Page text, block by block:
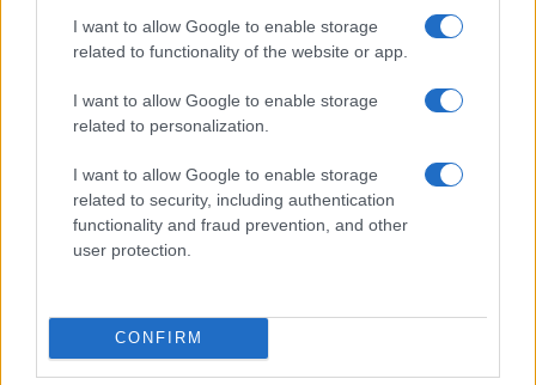
I want to allow Google to enable storage
related to functionality of the website or app.
I want to allow Google to enable storage
related to personalization.
I want to allow Google to enable storage
related to security, including authentication
functionality and fraud prevention, and other
user protection.
CONFIRM
reazione è stata tiepidissima ed è arrivata dopo
mesi dall’accaduto. Non si è vista una
giornali ne hanno parlato solo quando costretti
politica britannica si è attivata contro le
manifestazioni, temendo divisioni comunitarie
alimentate dal razzismo.
E dunque qui si giunge davvero al“two-tier
che i manifestanti stanno denunciando:
un approccio influenzato da ideologie identitarie,